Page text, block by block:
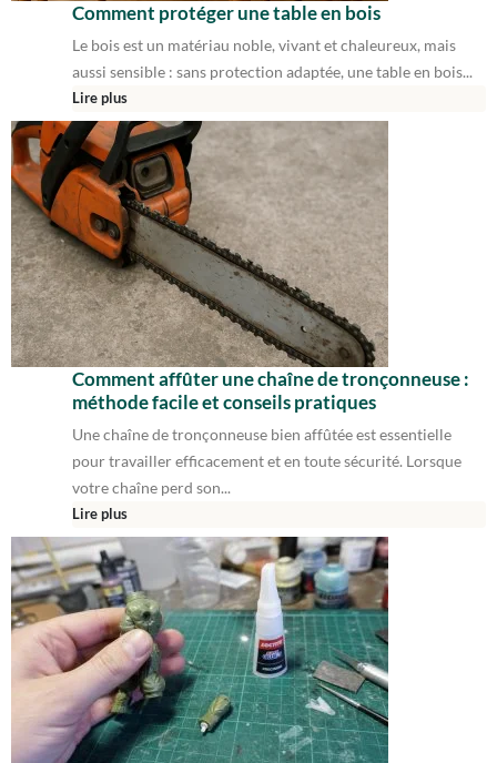
Comment protéger une table en bois
Le bois est un matériau noble, vivant et chaleureux, mais
aussi sensible : sans protection adaptée, une table en bois...
Lire plus
Comment affûter une chaîne de tronçonneuse :
méthode facile et conseils pratiques
Une chaîne de tronçonneuse bien affûtée est essentielle
pour travailler efficacement et en toute sécurité. Lorsque
votre chaîne perd son...
Lire plus